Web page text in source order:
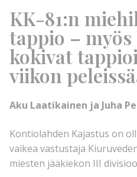
KK-81:n
tappio – myös
kokivat
viikon
Aku Laatikainen ja Juha
Kontiolahden Kajastus on
vaikea vastustaja
miesten jääkiekon III